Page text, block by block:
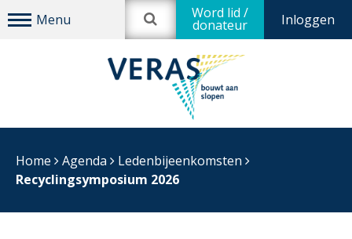
Inloggen
Word lid /
donateur
Home Agenda
Ledenbijeenkomsten
Recyclingsymposium 2026